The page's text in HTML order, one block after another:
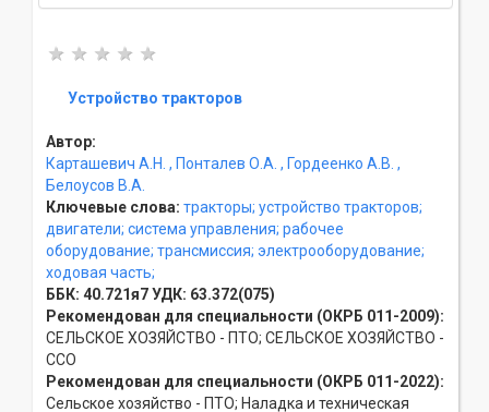
Устройство тракторов
Автор:
Карташевич А.Н. , Понталев О.А. , Гордеенко А.В. ,
Белоусов В.А.
Ключевые слова: тракторы; устройство тракторов;
двигатели; система управления; рабочее
оборудование; трансмиссия; электрооборудование;
ходовая часть;
ББК: 40.721я7УДК: 63.372(075)
Рекомендован для специальности (ОКРБ 011-2009):
СЕЛЬСКОЕ ХОЗЯЙСТВО - ПТО; СЕЛЬСКОЕ ХОЗЯЙСТВО -
ССO
Рекомендован для специальности (ОКРБ 011-2022):
Сельское хозяйство - ПТО; Наладка и техническая